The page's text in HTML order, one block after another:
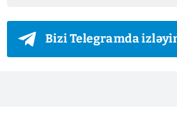
Bizi Telegramda